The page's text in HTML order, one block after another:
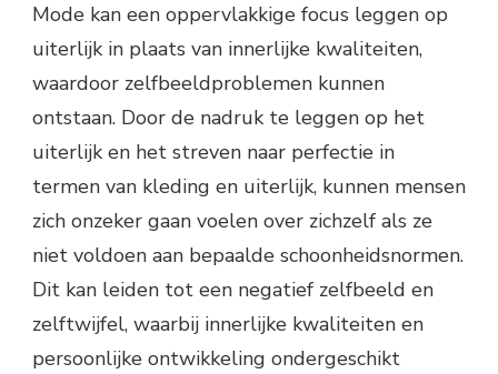
Mode kan een oppervlakkige focus leggen op
uiterlijk in plaats van innerlijke kwaliteiten,
waardoor zelfbeeldproblemen kunnen
ontstaan. Door de nadruk te leggen op het
uiterlijk en het streven naar perfectie in
termen van kleding en uiterlijk, kunnen mensen
zich onzeker gaan voelen over zichzelf als ze
niet voldoen aan bepaalde schoonheidsnormen.
Dit kan leiden tot een negatief zelfbeeld en
zelftwijfel, waarbij innerlijke kwaliteiten en
persoonlijke ontwikkeling ondergeschikt